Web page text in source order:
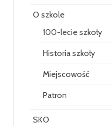
O szkole
100-lecie szkoły
Historia szkoły
Miejscowość
Patron
SKO